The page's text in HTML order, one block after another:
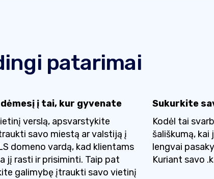
patarimai
į tai, kur gyvenate
verslą, apsvarstykite
savo miestą ar valstiją į
domeno vardą, kad klientams
jį rasti ir prisiminti. Taip pat
galimybę įtraukti savo vietinį
Sukurkite
Kodėl tai
šališkumą, kai
lengvai
Kuriant savo